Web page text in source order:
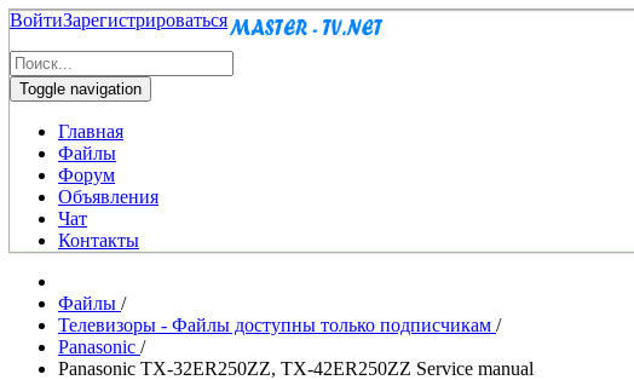
ВойтиЗарегистрироваться
Toggle navigation
Главная
Файлы
Форум
Объявления
Чат
Контакты
Файлы /
Телевизоры - Файлы доступны только подписчикам /
Panasonic /
Panasonic TX-32ER250ZZ, TX-42ER250ZZ Service manual